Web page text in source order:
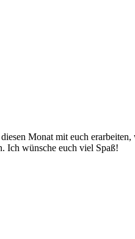
Monat mit euch
Ich wünsche euch viel Spaß!